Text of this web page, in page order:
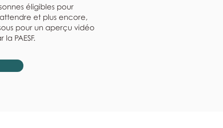
éligibles pour
et plus encore,
pour un aperçu vidéo
PAESF.